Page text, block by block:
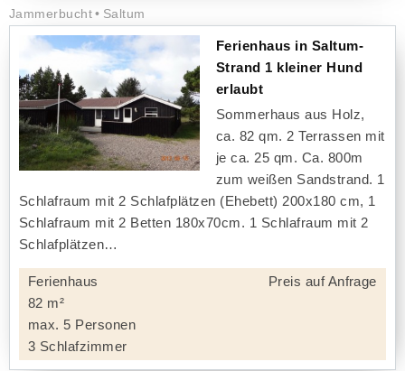
Jammerbucht Saltum
Ferienhaus in Saltum-
Strand 1 kleiner Hund
erlaubt
Sommerhaus aus Holz,
ca. 82 qm. 2 Terrassen mit
je ca. 25 qm. Ca. 800m
zum weißen Sandstrand. 1
Schlafraum mit 2 Schlafplätzen (Ehebett) 200x180 cm, 1
Schlafraum mit 2 Betten 180x70cm. 1 Schlafraum mit 2
Schlafplätzen
Ferienhaus
82 m²
max. 5 Personen
3 Schlafzimmer
Preis auf Anfrage